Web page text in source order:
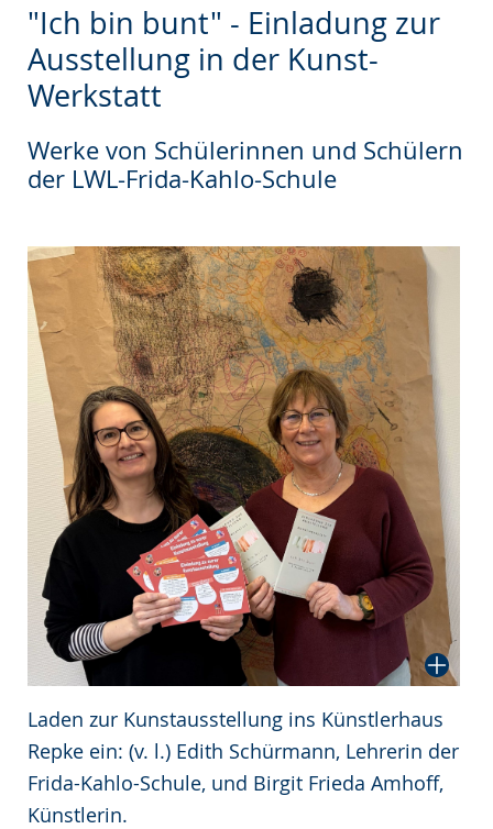
"Ich bin bunt" - Einladung zur
Ausstellung in der Kunst-
Werkstatt
Werke von Schülerinnen und Schülern
der LWL-Frida-Kahlo-Schule
Laden zur Kunstausstellung ins Künstlerhaus
Repke ein: (v. l.) Edith Schürmann, Lehrerin der
Frida-Kahlo-Schule, und Birgit Frieda Amhoff,
Künstlerin.
Sprache
wechseln.
Unterstützung.
in
Deutscher
Gebärdensprache
wird
angezeigt.